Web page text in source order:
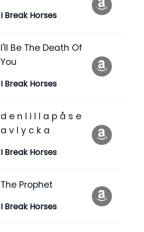
I Break Horses
I'll Be The Death Of
You
I Break Horses
d e n l i l l a p å s e
a v l y c k a
I Break Horses
The Prophet
I Break Horses